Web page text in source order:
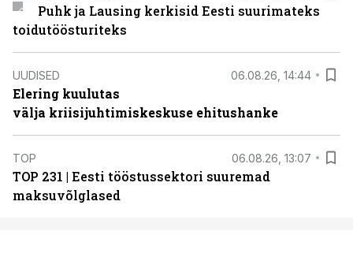
Puhk ja Lausing kerkisid Eesti suurimateks
toidutöösturiteks
UUDISED 06.08.26, 14:44
Elering kuulutas
välja kriisijuhtimiskeskuse ehitushanke
TOP 06.08.26, 13:07
TOP 231 | Eesti tööstussektori suuremad
maksuvõlglased